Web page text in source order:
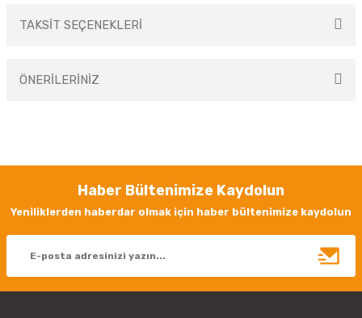
TAKSİT SEÇENEKLERİ
ÖNERİLERİNİZ
Görüş ve önerileriniz için teşekkür ederiz.
Ürün resmi kalitesiz, bozuk veya görüntülenemiyor.
Ürün bilgilerinde hatalar bulunuyor.
Bu ürüne benzer farklı alternatifler olmalı.
Haber Bültenimize Kaydolun
Yeniliklerden haberdar olmak için haber bültenimize kaydolun